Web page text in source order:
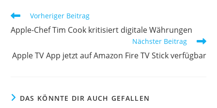
Vorheriger Beitrag
Apple-Chef Tim Cook kritisiert digitale Währungen
Nächster Beitrag
Apple TV App jetzt auf Amazon Fire TV Stick verfügbar
DAS KÖNNTE DIR AUCH GEFALLEN